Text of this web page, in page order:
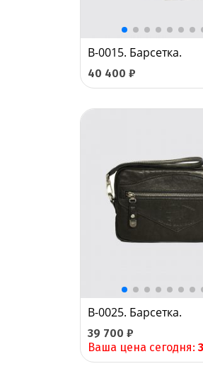
B-0015. Барсетка.
40 400 ₽
B-0025. Барсетка.
39 700 ₽
Ваша цена сегодня: